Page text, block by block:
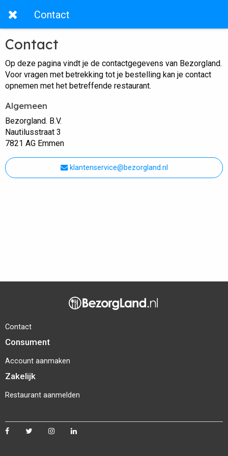
Contact
Contact
Op deze pagina vindt je de contactgegevens van Bezorgland.
Voor vragen met betrekking tot je bestelling kan je contact
opnemen met het betreffende restaurant.
Algemeen
Bezorgland. B.V.
Nautilusstraat 3
7821 AG Emmen
klantenservice@bezorgland.nl
Contact
Consument
Account aanmaken
Zakelijk
Restaurant aanmelden